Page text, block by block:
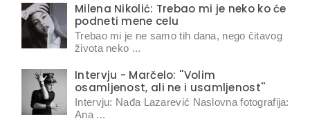
Milena Nikolić: Trebao mi je neko ko će
podneti mene celu
Trebao mi je ne samo tih dana, nego čitavog
života neko ...
Intervju - Marčelo: ''Volim
osamljenost, ali ne i usamljenost''
Intervju: Nađa Lazarević Naslovna fotografija:
Ana ...